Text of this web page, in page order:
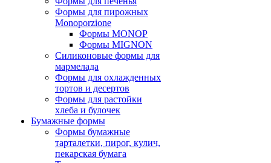
Формы для пирожных
Monoporzione
Формы MONOP
Формы MIGNON
Силиконовые формы для
мармелада
Формы для oхлажденных
тортов и десертов
Формы для растойки
хлеба и булочек
Бумажные формы
Формы бумажные
тарталетки, пирог, кулич,
пекарская бумага